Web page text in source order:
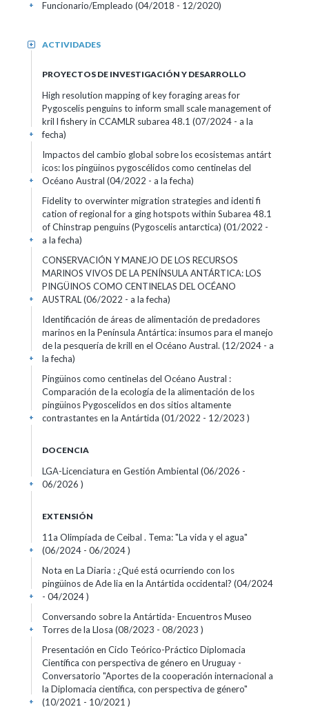
Funcionario/Empleado (04/2018 - 12/2020)
+
ACTIVIDADES
+
PROYECTOS DE INVESTIGACIÓN Y DESARROLLO
High resolution mapping of key foraging areas for
Pygoscelis penguins to inform small scale management of
kril l fishery in CCAMLR subarea 48.1 (07/2024 - a la
fecha)
+
Impactos del cambio global sobre los ecosistemas antárt
icos: los pingüinos pygoscélidos como centinelas del
Océano Austral (04/2022 - a la fecha)
+
Fidelity to overwinter migration strategies and identi fi
cation of regional for a ging hotspots within Subarea 48.1
of Chinstrap penguins (Pygoscelis antarctica) (01/2022 -
a la fecha)
+
CONSERVACIÓN Y MANEJO DE LOS RECURSOS
MARINOS VIVOS DE LA PENÍNSULA ANTÁRTICA: LOS
PINGÜINOS COMO CENTINELAS DEL OCÉANO
AUSTRAL (06/2022 - a la fecha)
+
Identificación de áreas de alimentación de predadores
marinos en la Península Antártica: insumos para el manejo
de la pesquería de krill en el Océano Austral. (12/2024 - a
la fecha)
+
Pingüinos como centinelas del Océano Austral :
Comparación de la ecología de la alimentación de los
pingüinos Pygoscelidos en dos sitios altamente
contrastantes en la Antártida (01/2022 - 12/2023 )
+
DOCENCIA
LGA-Licenciatura en Gestión Ambiental (06/2026 -
06/2026 )
+
EXTENSIÓN
11a Olimpíada de Ceibal . Tema: "La vida y el agua"
(06/2024 - 06/2024 )
+
Nota en La Diaria : ¿Qué está ocurriendo con los
pingüinos de Ade lia en la Antártida occidental? (04/2024
- 04/2024 )
+
Conversando sobre la Antártida- Encuentros Museo
Torres de la Llosa (08/2023 - 08/2023 )
+
Presentación en Ciclo Teórico-Práctico Diplomacia
Científica con perspectiva de género en Uruguay -
Conversatorio "Aportes de la cooperación internacional a
la Diplomacia científica, con perspectiva de género"
(10/2021 - 10/2021 )
+